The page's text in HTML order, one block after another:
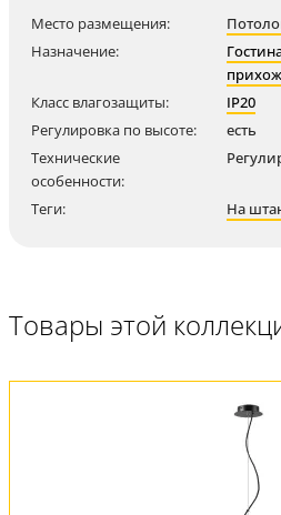
Место размещения:
Назначение:
Класс влагозащиты:
IP20
Регулировка по высоте:
есть
Технические
особенности:
Теги: На
Товары этой